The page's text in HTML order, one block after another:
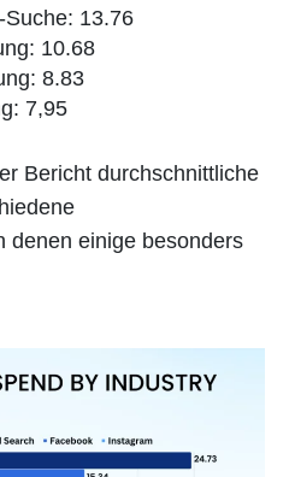
13.76
10.68
8.83
7,95
Bericht durchschnittliche
denen einige besonders